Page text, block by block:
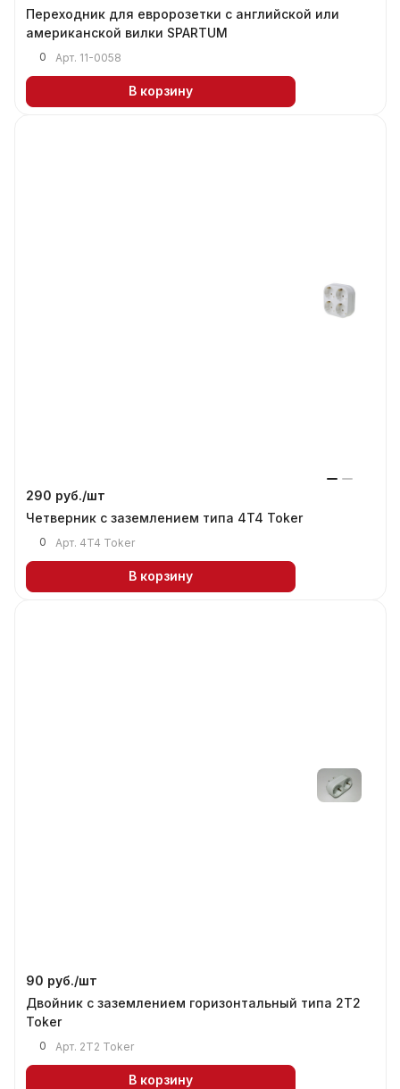
Переходник для евророзетки с английской или
американской вилки SPARTUM
0 Арт. 11-0058
В корзину
290 руб./шт
Четверник с заземлением типа 4T4 Тоker
0 Арт. 4T4 Тоker
В корзину
90 руб./шт
Двойник c заземлением горизонтальный типа 2T2
Тоker
0 Арт. 2T2 Тоker
В корзину